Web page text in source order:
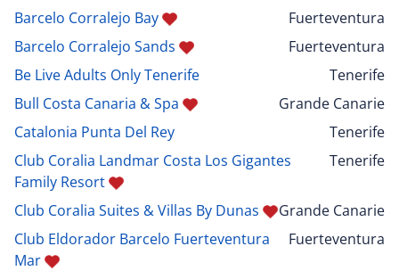
Barcelo Corralejo Bay
Fuerteventura
Barcelo Corralejo Sands
Fuerteventura
Be Live Adults Only Tenerife
Tenerife
Bull Costa Canaria & Spa
Grande Canarie
Catalonia Punta Del Rey
Tenerife
Club Coralia Landmar Costa Los Gigantes
Family Resort
Tenerife
Club Coralia Suites & Villas By Dunas
Grande Canarie
Club Eldorador Barcelo Fuerteventura
Mar
Fuerteventura